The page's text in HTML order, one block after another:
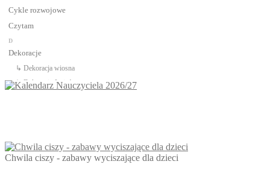
Cykle rozwojowe
Czytam
D
Dekoracje
↳ Dekoracja wiosna
↳ Dekoracje Jesień
Dinozaury
Chwila ciszy - zabawy wyciszające dla dzieci